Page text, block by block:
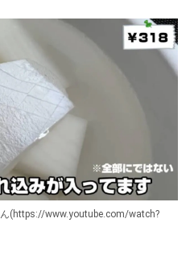
(https://www.youtube.com/watch?